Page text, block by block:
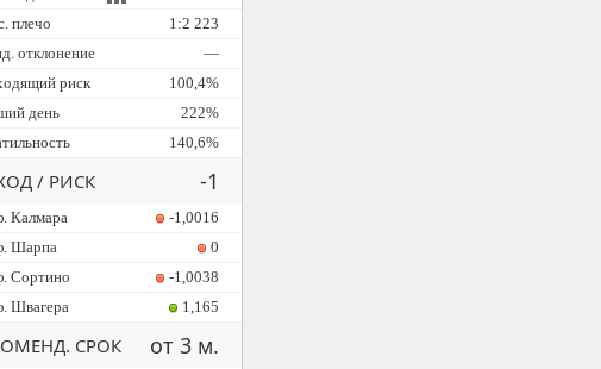
плечо
1:2 223
отклонение
—
риск
100,4%
день
222%
140,6%
/ РИСК -1
Калмара
-1,0016
Шарпа
0
Сортино
-1,0038
Швагера
1,165
СРОК от 3 м.